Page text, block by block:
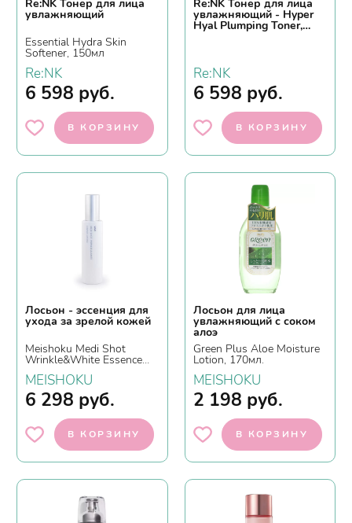
Re:NK Тонер для лица
увлажняющий
Essential Hydra Skin
Softener, 150мл
Re:NK
6 598 руб.
В КОРЗИНУ
Re:NK Тонер для лица
увлажняющий - Hyper
Hyal Plumping Toner,
200мл
Re:NK
6 598 руб.
В КОРЗИНУ
Лосьон - эссенция для
ухода за зрелой кожей
Meishoku Medi Shot
Wrinkle&White Essence
Lotion, 120мл.
MEISHOKU
6 298 руб.
В КОРЗИНУ
Лосьон для лица
увлажняющий с соком
алоэ
Green Plus Aloe Moisture
Lotion, 170мл.
MEISHOKU
2 198 руб.
В КОРЗИНУ